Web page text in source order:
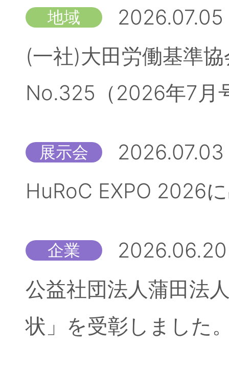
地域
2026.07.05
(一社)大田労働基準
No.325（2026年7月
展示会
2026.07.03
HuRoC EXPO 2026
企業
2026.06.20
公益社団法人蒲田法
状」を受彰しました